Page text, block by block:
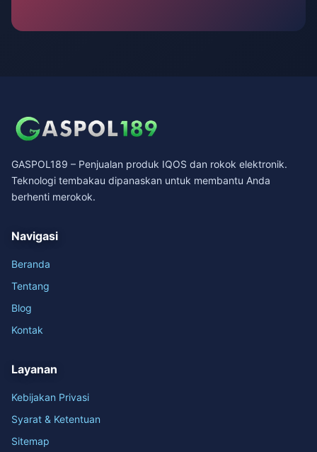
GASPOL189 – Penjualan produk IQOS dan rokok elektronik.
Teknologi tembakau dipanaskan untuk membantu Anda
berhenti merokok.
Navigasi
Beranda
Tentang
Blog
Kontak
Layanan
Kebijakan Privasi
Syarat & Ketentuan
Sitemap